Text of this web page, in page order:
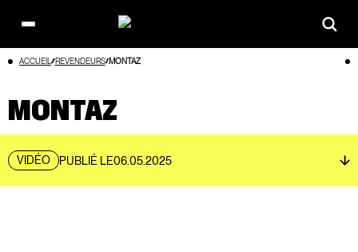
Aller
Open
main
menu
ACCUEIL REVENDEURS MONTAZ
MONTAZ
VIDÉO PUBLIÉ LE06.05.2025